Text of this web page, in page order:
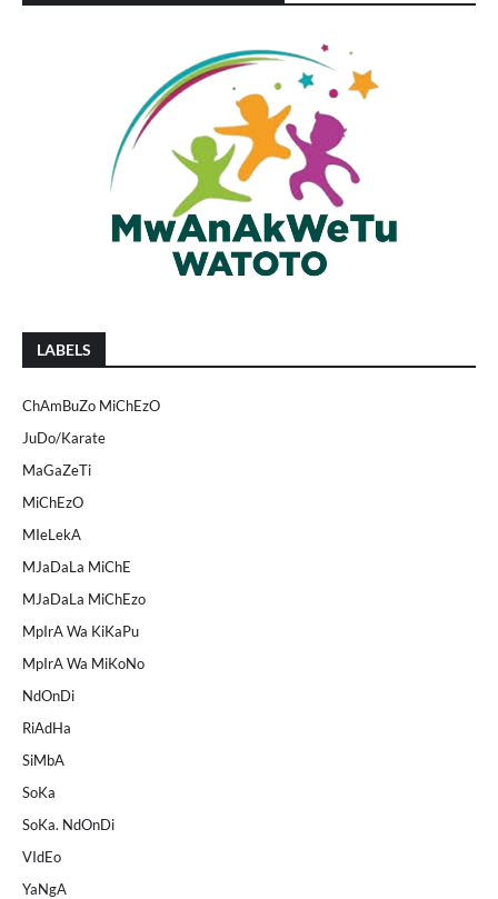
LABELS
ChAmBuZo MiChEzO
JuDo/Karate
MaGaZeTi
MiChEzO
MIeLekA
MJaDaLa MiChE
MJaDaLa MiChEzo
MpIrA Wa KiKaPu
MpIrA Wa MiKoNo
NdOnDi
RiAdHa
SiMbA
SoKa
SoKa. NdOnDi
VIdEo
YaNgA